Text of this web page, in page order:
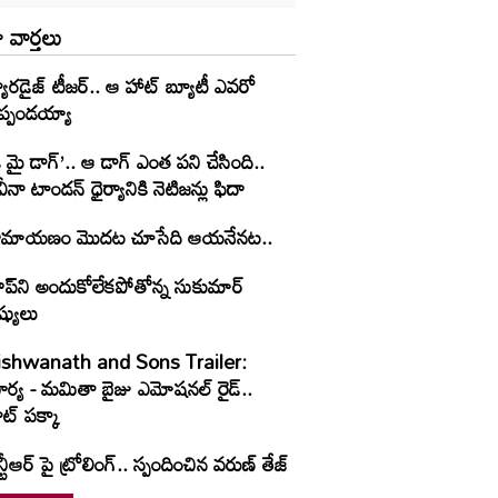
టీజర్.. ఆ హాట్ బ్యూటీ ఎవరో
మై డాగ్’.. ఆ డాగ్ ఎంత పని చేసింది..
టాండన్ ధైర్యానికి నెటిజన్లు ఫిదా
మొదట చూసేది ఆయనేనట..
అందుకోలేకపోతోన్న సుకుమార్
and Sons Trailer:
- మమితా బైజు ఎమోషనల్ రైడ్..
పక్కా
పై ట్రోలింగ్.. స్పందించిన వరుణ్ తేజ్